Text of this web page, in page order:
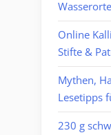
Online
Stifte &
Mythen,
Lesetipps
230 g